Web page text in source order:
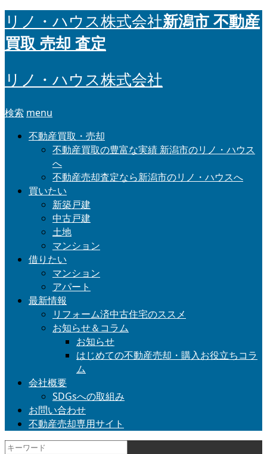
リノ・ハウス株式会社新潟市 不動産
買取 売却 査定
リノ・ハウス株式会社
検索 menu
不動産買取・売却
不動産買取の豊富な実績 新潟市のリノ・ハウス
へ
不動産売却査定なら新潟市のリノ・ハウスへ
買いたい
新築戸建
中古戸建
土地
マンション
借りたい
マンション
アパート
最新情報
リフォーム済中古住宅のススメ
お知らせ＆コラム
お知らせ
はじめての不動産売却・購入お役立ちコラ
ム
会社概要
SDGsへの取組み
お問い合わせ
不動産売却専用サイト